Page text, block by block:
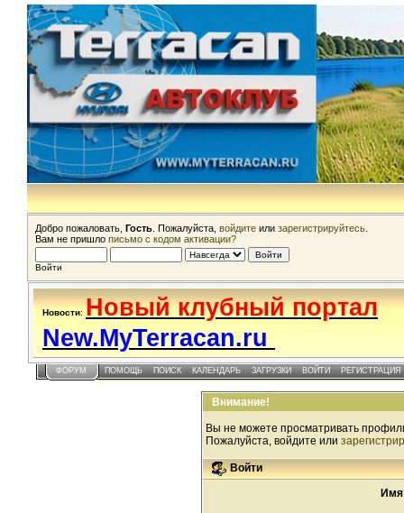
Добро пожаловать, Гость . Пожалуйста, войдите или зарегистрируйтесь
Вам не пришло письмо с кодом активации?
Войти
Новости: Новый клубный портал
New.MyTerracan.ru
ФОРУМ ПОМОЩЬ ПОИСК КАЛЕНДАРЬ ЗАГРУЗКИ ВОЙТИ РЕГИСТРАЦИЯ
Внимание!
Вы не можете просматривать
Пожалуйста, войдите или
Войти
Имя